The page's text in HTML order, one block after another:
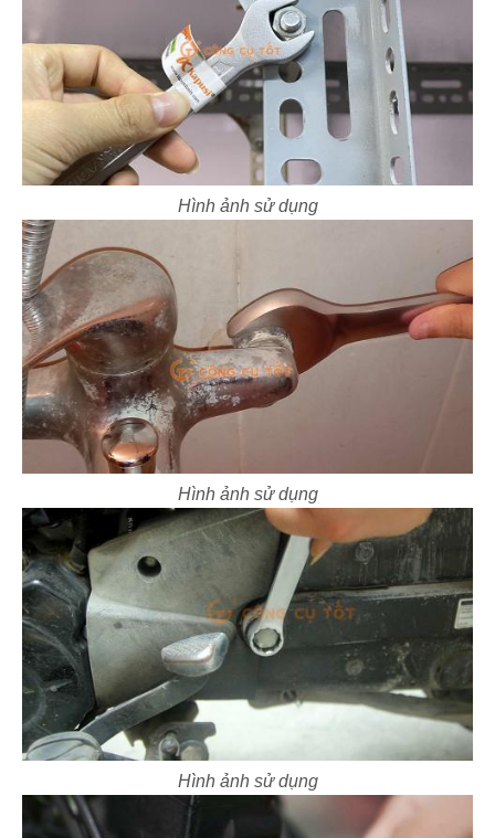
Hình ảnh sử dụng
Hình ảnh sử dụng
Hình ảnh sử dụng